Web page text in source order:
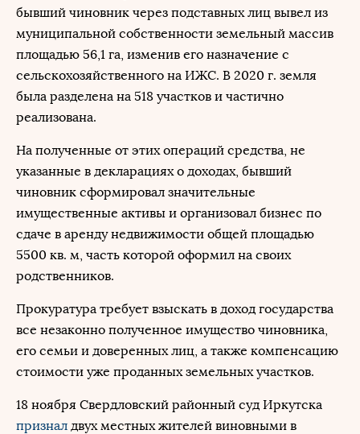
бывший чиновник через подставных лиц вывел из
муниципальной собственности земельный массив
площадью 56,1 га, изменив его назначение с
сельскохозяйственного на ИЖС. В 2020 г. земля
была разделена на 518 участков и частично
реализована.
На полученные от этих операций средства, не
указанные в декларациях о доходах, бывший
чиновник сформировал значительные
имущественные активы и организовал бизнес по
сдаче в аренду недвижимости общей площадью
5500 кв. м, часть которой оформил на своих
родственников.
Прокуратура требует взыскать в доход государства
все незаконно полученное имущество чиновника,
его семьи и доверенных лиц, а также компенсацию
стоимости уже проданных земельных участков.
18 ноября Свердловский районный суд Иркутска
признал двух местных жителей виновными в